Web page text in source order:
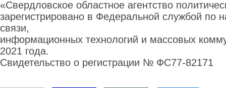
«Свердловское областное агентство
зарегистрировано в Федеральной службой по
связи,
информационных технологий и массовых
2021 года.
Свидетельство о регистрации № ФС77-82171